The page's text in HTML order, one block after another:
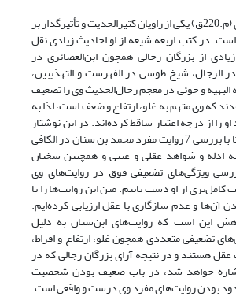
محمد‌‌بن‌‌سنان‌زاهری (م.220ق) یکی از راویان کثیرالحدیث و تأثیرگذار بر
در کتب اربعه شیعه از او احادیث زیادی نقل
از بزرگان رجالی همچون ابن‌الغضائری در
الرجال، شیخ طوسی در الفهرست و التهذیبین،
البهیه و خوئی در معجم رجال‌الحدیث وی را تضعیف
که وی متهم به غلو، ارتفاع و ضعف است، لذا به
را از درجه اعتبار ساقط کرده‌اند. در این نوشتار
کوشش شده است تا با بررسی 7 روایت مفرد محمد ‌بن‌ سنان در الکافی
به ادله و شواهد عقلی و عینی و همچنین سخنان
ویژگی‌های تضعیفی فوق در روایت‌های وی
کامل‌تری از او دست یابیم. متن این روایت‌ها را با
آن‌ها و عدم سازگاری با عقل ارزیابی کرده‌ایم.
این است که روایت‌های ابن‌سنان به دلیل
تضعیفی متعددی همچون غلو، ارتفاع و افراط،
هستند و در نتیجه آرای بزرگان رجالی که در
اشاره خواهد شد، در باب ضعیف بودن شخصیت
بودن روایت‌های مفرد وی درست و واقعی است.